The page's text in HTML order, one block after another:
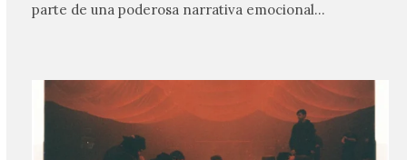
parte de una poderosa narrativa emocional…